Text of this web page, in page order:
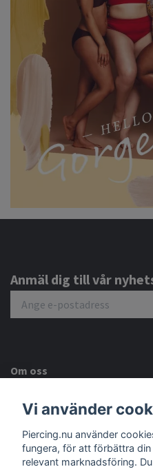
Anmäl dig till vår
Om oss
Kundtjänst
Sociala medier
Vi använder
Piercing.nu använder
fungera, för att förbättra
relevant marknadsföring.